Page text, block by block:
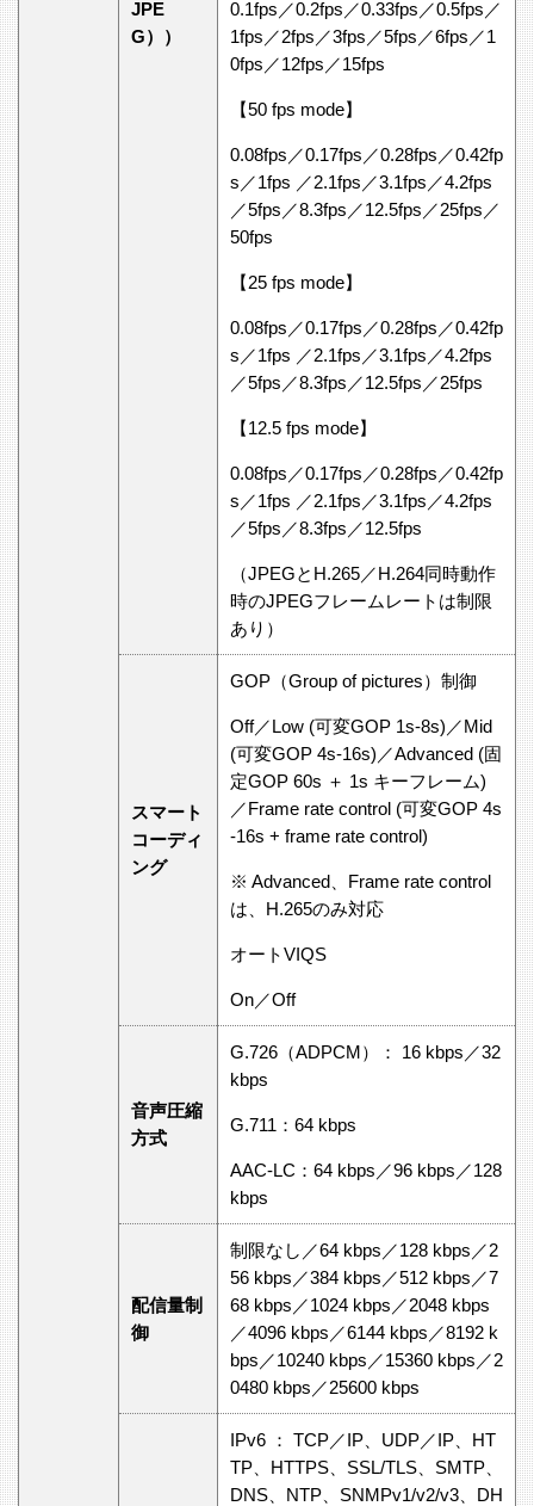
JPE
G））
0.1fps／0.2fps／0.33fps／0.5fps／
1fps／2fps／3fps／5fps／6fps／1
0fps／12fps／15fps
【50 fps mode】
0.08fps／0.17fps／0.28fps／0.42fp
s／1fps ／2.1fps／3.1fps／4.2fps
／5fps／8.3fps／12.5fps／25fps／
50fps
【25 fps mode】
0.08fps／0.17fps／0.28fps／0.42fp
s／1fps ／2.1fps／3.1fps／4.2fps
／5fps／8.3fps／12.5fps／25fps
【12.5 fps mode】
0.08fps／0.17fps／0.28fps／0.42fp
s／1fps ／2.1fps／3.1fps／4.2fps
／5fps／8.3fps／12.5fps
（JPEGとH.265／H.264同時動作
時のJPEGフレームレートは制限
あり）
スマート
コーディ
ング
GOP（Group of pictures）制御
Off／Low (可変GOP 1s-8s)／Mid
(可変GOP 4s-16s)／Advanced (固
定GOP 60s ＋ 1s キーフレーム)
／Frame rate control (可変GOP 4s
-16s + frame rate control)
※ Advanced、Frame rate control
は、H.265のみ対応
オートVIQS
On／Off
音声圧縮
方式
G.726（ADPCM）： 16 kbps／32
kbps
G.711：64 kbps
AAC-LC：64 kbps／96 kbps／128
kbps
配信量制
御
制限なし／64 kbps／128 kbps／2
56 kbps／384 kbps／512 kbps／7
68 kbps／1024 kbps／2048 kbps
／4096 kbps／6144 kbps／8192 k
bps／10240 kbps／15360 kbps／2
0480 kbps／25600 kbps
IPv6 ： TCP／IP、UDP／IP、HT
TP、HTTPS、SSL/TLS、SMTP、
DNS、NTP、SNMPv1/v2/v3、DH